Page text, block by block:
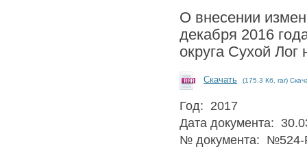
О внесении
декабря 2016
округа Сухой
Скачать (175.3 Кб, rar)
Год: 2017
Дата документа:
№ документа: